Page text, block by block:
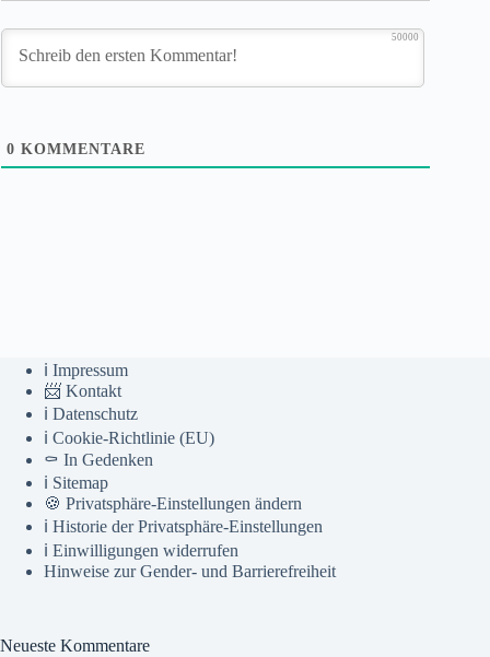
50000
0 KOMMENTARE
ℹ️ Impressum
📨 Kontakt
ℹ️ Datenschutz
ℹ️ Cookie-Richtlinie (EU)
⚰️ In Gedenken
ℹ️ Sitemap
🍪 Privatsphäre-Einstellungen ändern
ℹ️ Historie der Privatsphäre-Einstellungen
ℹ️ Einwilligungen widerrufen
Hinweise zur Gender- und Barrierefreiheit
Neueste Kommentare